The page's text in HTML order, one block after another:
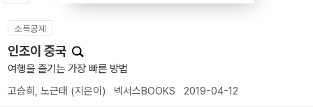
소득공제
인조이 중국
여행을 즐기는 가장 빠른 방법
고승희 , 노근태 (지은이) 넥서스BOOKS 2019-04-12